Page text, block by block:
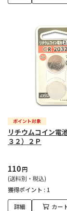
リチウムコイン電
３２）２Ｐ
110円
(送料別・税込)
獲得ポイント : 1
詳細 カー